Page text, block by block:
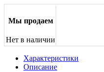
Мы продаем
Нет в наличии
Характеристики
Описание